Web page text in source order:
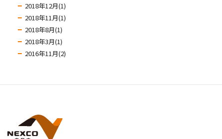
2018年12月(1)
2018年11月(1)
2018年8月(1)
2018年3月(1)
2016年11月(2)